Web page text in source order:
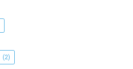
(2)